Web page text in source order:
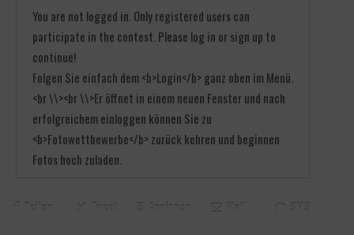
You are not logged in. Only registered users can
participate in the contest. Please log in or sign up to
continue!
Folgen Sie einfach dem <b>Login</b> ganz oben im Menü.
<br \\><br \\>Er öffnet in einem neuen Fenster und nach
erfolgreichem einloggen können Sie zu
<b>Fotowettbewerbe</b> zurück kehren und beginnen
Fotos hoch zuladen.
Teilen Tweet Anpinnen Mail SMS